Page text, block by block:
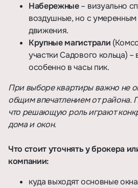
Набережные– визуально
воздушные, но с
движения.
Крупные магистрали
участки Садового кольца)
особенно в часы пик.
При выборе квартиры важно не
общим впечатлением от района.
что решающую роль играют
дома и окон.
Что стоит уточнять у брокера
компании:
куда выходят основные